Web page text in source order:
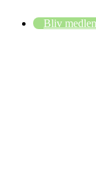
Bliv